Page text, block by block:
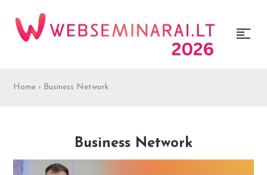
Home › Business Network
Business Network